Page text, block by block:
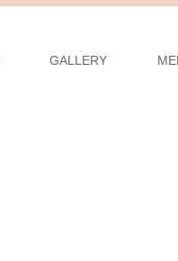
GALLERY